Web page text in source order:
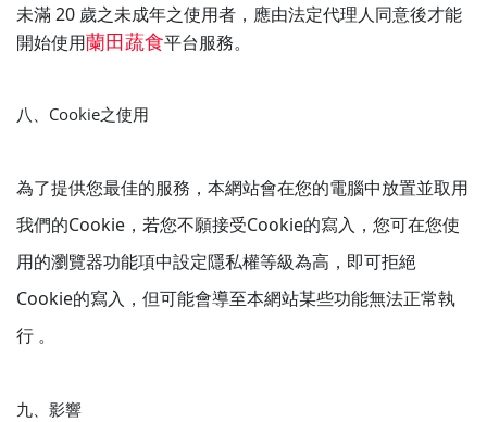
未滿 20 歲之未成年之使用者，應由法定代理人同意後才能
開始使用蘭田蔬食平台服務。
八、Cookie之使用
為了提供您最佳的服務，本網站會在您的電腦中放置並取用
我們的Cookie，若您不願接受Cookie的寫入，您可在您使
用的瀏覽器功能項中設定隱私權等級為高，即可拒絕
Cookie的寫入，但可能會導至本網站某些功能無法正常執
行 。
九、影響